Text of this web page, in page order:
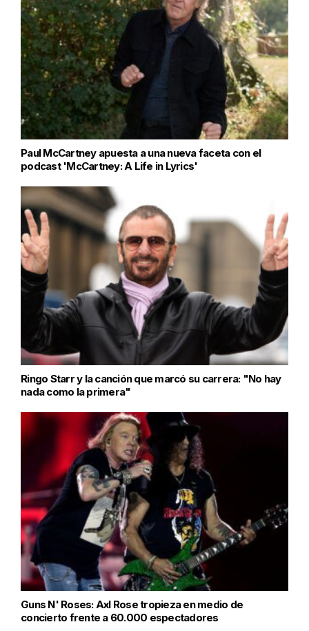
Paul McCartney apuesta a una nueva faceta con el
podcast 'McCartney: A Life in Lyrics'
Ringo Starr y la canción que marcó su carrera: "No hay
nada como la primera"
Guns N' Roses: Axl Rose tropieza en medio de
concierto frente a 60.000 espectadores